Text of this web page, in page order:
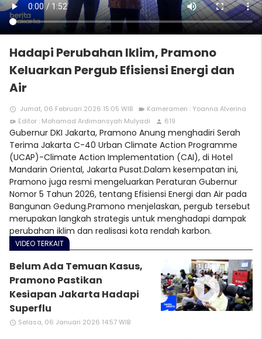
Hadapi Perubahan Iklim, Pramono
Keluarkan Pergub Efisiensi Energi dan
Air
access_time Jumat, 06 Februari 2026 15:05 WIB videocam Kameramen : Yoanna Alverina
video_call Editor : Mohamad Ardimansyah Mulyadi person 619
Gubernur DKI Jakarta, Pramono Anung menghadiri Serah
Terima Jakarta C-40 Urban Climate Action Programme
(UCAP)-Climate Action Implementation (CAI), di Hotel
Mandarin Oriental, Jakarta Pusat.Dalam kesempatan ini,
Pramono juga resmi mengeluarkan Peraturan Gubernur
Nomor 5 Tahun 2026, tentang Efisiensi Energi dan Air pada
Bangunan Gedung.Pramono menjelaskan, pergub tersebut
merupakan langkah strategis untuk menghadapi dampak
perubahan iklim dan realisasi kota rendah karbon.
VIDEO TERKAIT
Belum Ada Temuan Kasus,
Pramono Pastikan
Kesiapan Jakarta Hadapi
Superflu
access_time Selasa, 06 Januari 2026 14:57 WIB
play_circle_filled